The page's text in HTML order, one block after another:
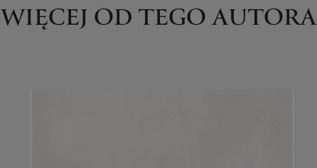
WIĘCEJ OD TEGO AUTORA